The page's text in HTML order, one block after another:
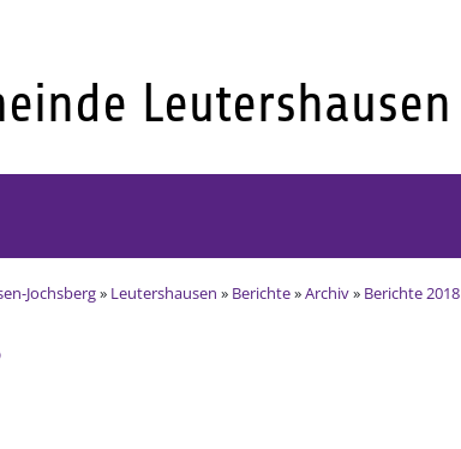
Jochsberg» Leutershausen » Berichte»Archiv» Berichte 2018